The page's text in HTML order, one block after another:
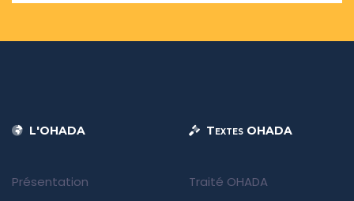
L'OHADA
Présentation
Textes OHADA
Traité OHADA